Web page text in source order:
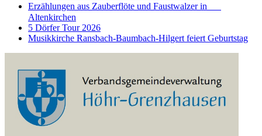
Erzählungen aus Zauberflöte und Faustwalzer in
Altenkirchen
5 Dörfer Tour 2026
Musikkirche Ransbach-Baumbach-Hilgert feiert Geburtstag